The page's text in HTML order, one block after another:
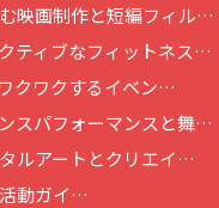
映画制作と短編フィル…
ティブなフィットネス…
クワクするイベン…
スパフォーマンスと舞…
ルアートとクリエイ…
動ガイ…